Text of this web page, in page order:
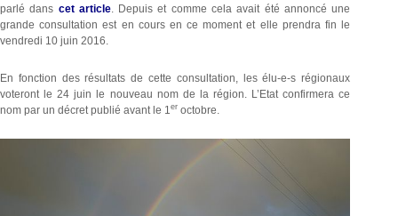
parlé dans cet article. Depuis et comme cela avait été annoncé une
grande consultation est en cours en ce moment et elle prendra fin le
vendredi 10 juin 2016.
En fonction des résultats de cette consultation, les élu-e-s régionaux
voteront le 24 juin le nouveau nom de la région. L’Etat confirmera ce
nom par un décret publié avant le 1 er octobre.